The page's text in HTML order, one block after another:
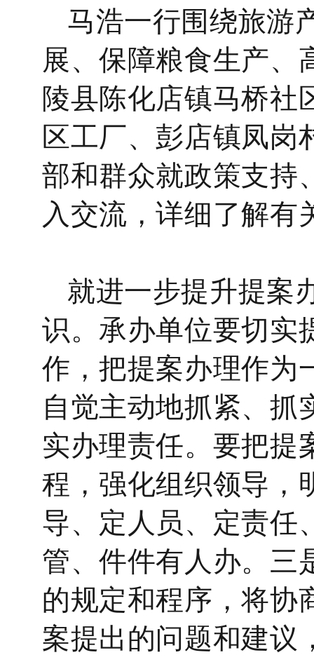
马浩一行围绕旅游
展、保障粮食生产、
陵县陈化店镇马桥社
区工厂、彭店镇凤岗
部和群众就政策支持
入交流，详细了解有
就进一步提升提案
识。承办单位要切实
作，把提案办理作为
自觉主动地抓紧、抓
实办理责任。要把提
程，强化组织领导，
导、定人员、定责任
管、件件有人办。三
的规定和程序，将协
案提出的问题和建议